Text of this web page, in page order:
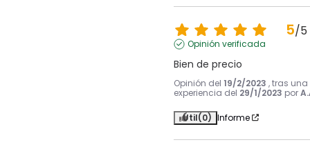
5/5
Opinión verificada
Bien de precio
Opinión del 19/2/2023 , tras una
experiencia del 29/1/2023 por
Útil(0) Informe